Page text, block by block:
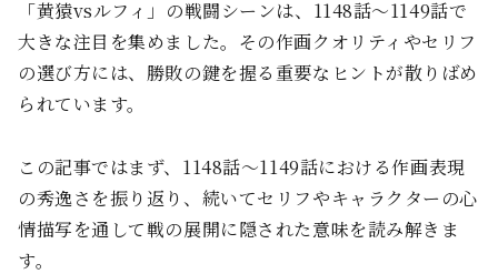
「黄猿vsルフィ」の戦闘シーンは、1148話〜1149話で
大きな注目を集めました。その作画クオリティやセリフ
の選び方には、勝敗の鍵を握る重要なヒントが散りばめ
られています。
この記事ではまず、1148話〜1149話における作画表現
の秀逸さを振り返り、続いてセリフやキャラクターの心
情描写を通して戦の展開に隠された意味を読み解きま
す。